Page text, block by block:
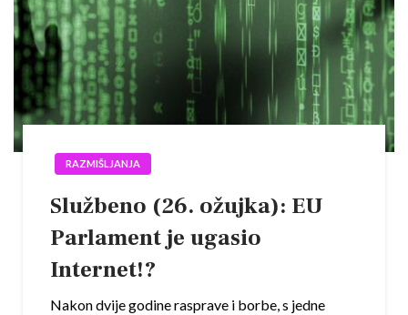
RAZMIŠLJANJA
Službeno (26. ožujka): EU
Parlament je ugasio
Internet!?
Nakon dvije godine rasprave i borbe, s jedne